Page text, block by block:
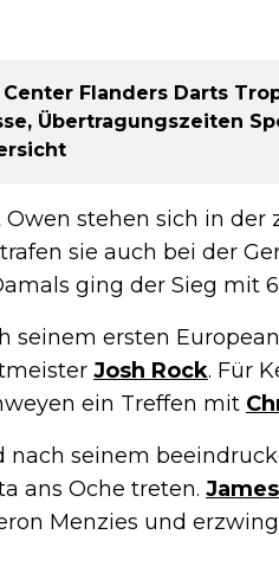
Flanders Darts
Übertragungszeiten
stehen sich in der
sie auch bei der
ging der Sieg mit
seinem ersten
Josh Rock. Für
ein Treffen mit
seinem
ans Oche treten.
Menzies und